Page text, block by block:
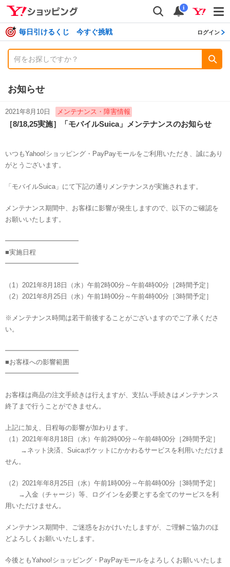
検索
通知
i
毎日引けるくじ 今すぐ挑戦 ログイン
お知らせ
2021年8月10日 メンテナンス・障害情報
［8/18,25実施］「モバイルSuica」メンテナンスのお知らせ
いつもYahoo!ショッピング・PayPayモールをご利用いただき、誠にあり
がとうございます。
「モバイルSuica」にて下記の通りメンテナンスが実施されます。
メンテナンス期間中、お客様に影響が発生しますので、以下のご確認を
お願いいたします。
━━━━━━━━━━━
■実施日程
━━━━━━━━━━━
（1）2021年8月18日（水）午前2時00分～午前4時00分［2時間予定］
（2）2021年8月25日（水）午前1時00分～午前4時00分［3時間予定］
※メンテナンス時間は若干前後することがございますのでご了承くださ
い。
━━━━━━━━━━━
■お客様への影響範囲
━━━━━━━━━━━
お客様は商品の注文手続きは行えますが、支払い手続きはメンテナンス
終了まで行うことができません。
上記に加え、日程毎の影響が加わります。
（1）2021年年8月18日（水）午前2時00分～午前4時00分［2時間予定］
→ネット決済、Suicaポケットにかかわるサービスを利用いただけま
せん。
（2）2021年年8月25日（水）午前1時00分～午前4時00分［3時間予定］
→入金（チャージ）等、ログインを必要とする全てのサービスを利
用いただけません。
メンテナンス期間中、ご迷惑をおかけいたしますが、ご理解ご協力のほ
どよろしくお願いいたします。
今後ともYahoo!ショッピング・PayPayモールをよろしくお願いいたしま